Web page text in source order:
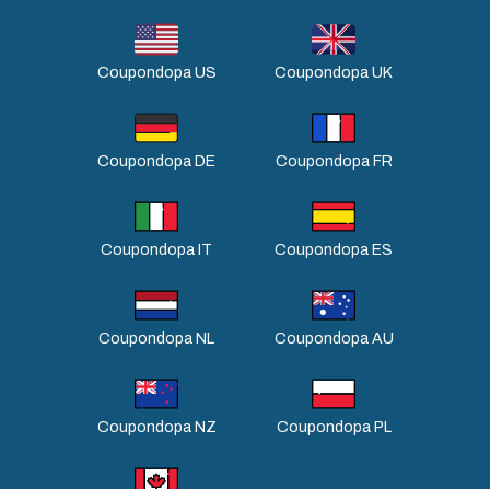
Coupondopa US Coupondopa UK
Coupondopa DE Coupondopa FR
Coupondopa IT Coupondopa ES
Coupondopa NL Coupondopa AU
Coupondopa NZ Coupondopa PL